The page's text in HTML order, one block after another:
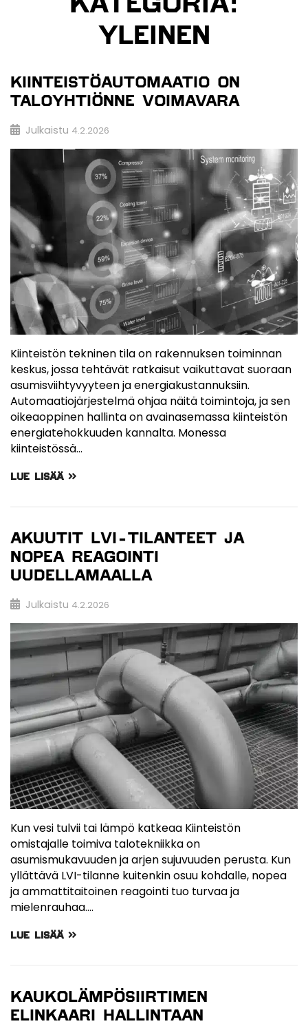
YLEINEN
KIINTEISTÖAUTOMAATIO ON
TALOYHTIÖNNE VOIMAVARA
Julkaistu 4.2.2026
Kiinteistön tekninen tila on rakennuksen toiminnan
keskus, jossa tehtävät ratkaisut vaikuttavat suoraan
asumisviihtyvyyteen ja energiakustannuksiin.
Automaatiojärjestelmä ohjaa näitä toimintoja, ja sen
oikeaoppinen hallinta on avainasemassa kiinteistön
energiatehokkuuden kannalta. Monessa
kiinteistössä…
LUE LISÄÄ
AKUUTIT LVI-TILANTEET JA
NOPEA REAGOINTI
UUDELLAMAALLA
Julkaistu 4.2.2026
Kun vesi tulvii tai lämpö katkeaa Kiinteistön
omistajalle toimiva talotekniikka on
asumismukavuuden ja arjen sujuvuuden perusta. Kun
yllättävä LVI-tilanne kuitenkin osuu kohdalle, nopea
ja ammattitaitoinen reagointi tuo turvaa ja
mielenrauhaa.…
LUE LISÄÄ
KAUKOLÄMPÖSIIRTIMEN
ELINKAARI HALLINTAAN